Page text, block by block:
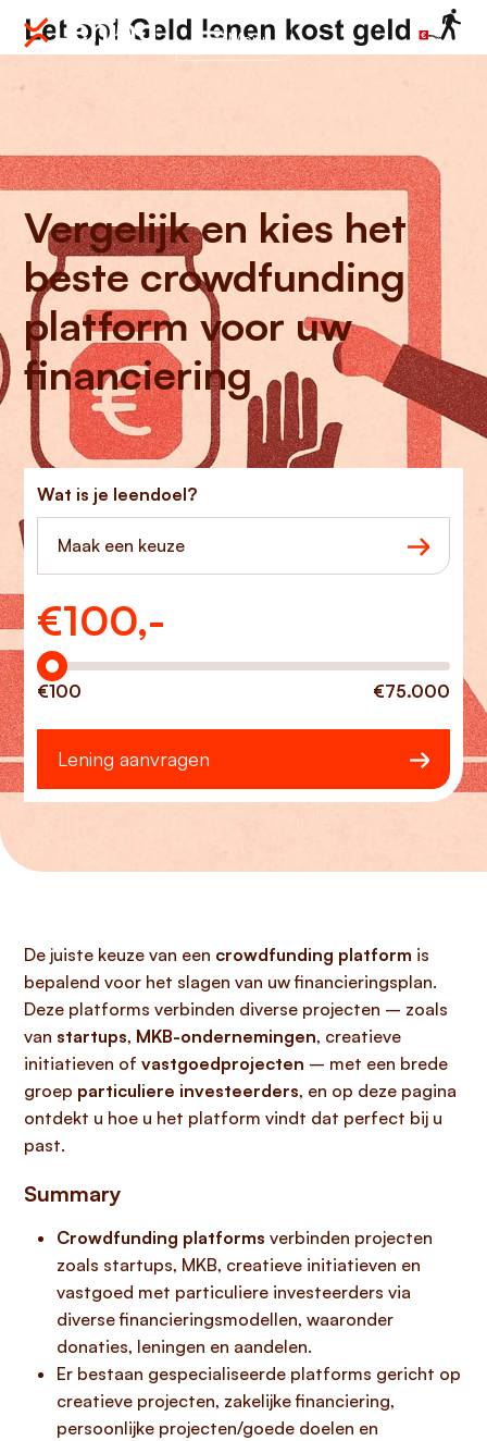
Menu
Vergelijk en kies het
beste crowdfunding
platform voor uw
financiering
Wat is je leendoel?
Maak een keuze
€100,-
Hoeveel wilt u lenen?
€100 €75.000
Lening aanvragen
De juiste keuze van een crowdfunding platform is
bepalend voor het slagen van uw financieringsplan.
Deze platforms verbinden diverse projecten – zoals
van startups, MKB-ondernemingen, creatieve
initiatieven of vastgoedprojecten – met een brede
groep particuliere investeerders, en op deze pagina
ontdekt u hoe u het platform vindt dat perfect bij u
past.
Summary
Crowdfunding platforms verbinden projecten
zoals startups, MKB, creatieve initiatieven en
vastgoed met particuliere investeerders via
diverse financieringsmodellen, waaronder
donaties, leningen en aandelen.
Er bestaan gespecialiseerde platforms gericht op
creatieve projecten, zakelijke financiering,
persoonlijke projecten/goede doelen en